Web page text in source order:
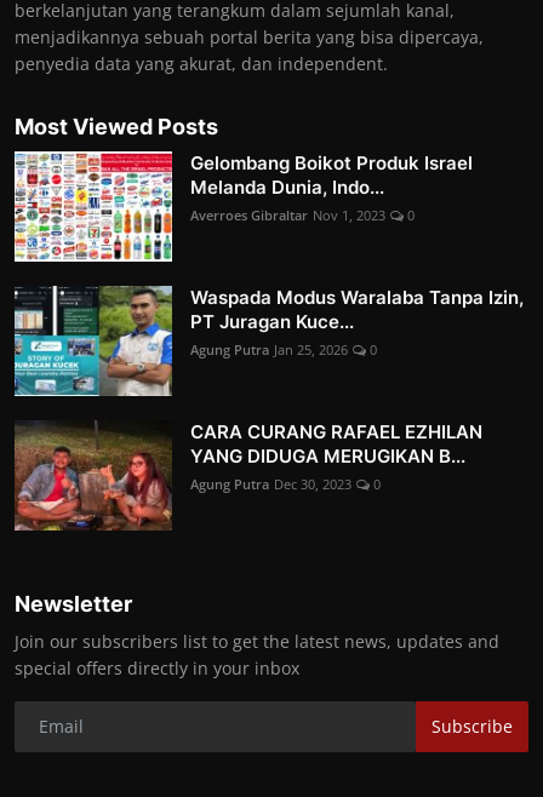
berkelanjutan yang terangkum dalam sejumlah kanal,
menjadikannya sebuah portal berita yang bisa dipercaya,
penyedia data yang akurat, dan independent.
Most Viewed Posts
Gelombang Boikot Produk Israel
Melanda Dunia, Indo...
Averroes Gibraltar Nov 1, 2023 0
Waspada Modus Waralaba Tanpa Izin,
PT Juragan Kuce...
Agung Putra Jan 25, 2026 0
CARA CURANG RAFAEL EZHILAN
YANG DIDUGA MERUGIKAN B...
Agung Putra Dec 30, 2023 0
Newsletter
Join our subscribers list to get the latest news, updates and
special offers directly in your inbox
Subscribe